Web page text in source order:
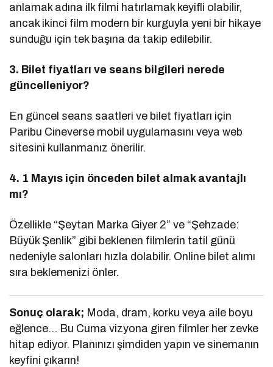
anlamak adına ilk filmi hatırlamak keyifli olabilir,
ancak ikinci film modern bir kurguyla yeni bir hikaye
sunduğu için tek başına da takip edilebilir.
3. Bilet fiyatları ve seans bilgileri nerede
güncelleniyor?
En güncel seans saatleri ve bilet fiyatları için
Paribu Cineverse mobil uygulamasını veya web
sitesini kullanmanız önerilir.
4. 1 Mayıs için önceden bilet almak avantajlı
mı?
Özellikle “Şeytan Marka Giyer 2” ve “Şehzade:
Büyük Şenlik” gibi beklenen filmlerin tatil günü
nedeniyle salonları hızla dolabilir. Online bilet alımı
sıra beklemenizi önler.
Sonuç olarak; Moda, dram, korku veya aile boyu
eğlence… Bu Cuma vizyona giren filmler her zevke
hitap ediyor. Planınızı şimdiden yapın ve sinemanın
keyfini çıkarın!